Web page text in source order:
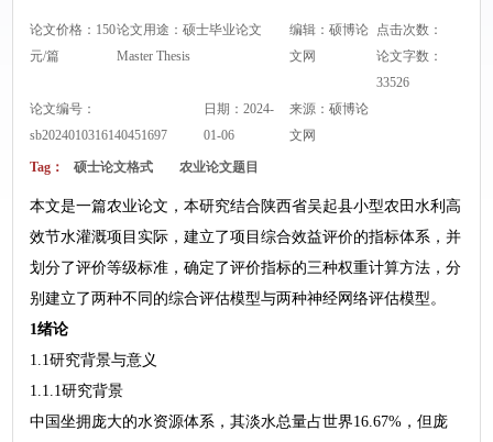
论文价格：150
元/篇
论文用途：硕士毕业论文
Master Thesis
编辑：硕博论
文网
点击次数：
论文字数：
33526
论文编号：
sb2024010316140451697
日期：2024-
01-06
来源：硕博论
文网
Tag： 硕士论文格式 农业论文题目
本文是一篇农业论文，本研究结合陕西省吴起县小型农田水利高
效节水灌溉项目实际，建立了项目综合效益评价的指标体系，并
划分了评价等级标准，确定了评价指标的三种权重计算方法，分
别建立了两种不同的综合评估模型与两种神经网络评估模型。
1绪论
1.1研究背景与意义
1.1.1研究背景
中国坐拥庞大的水资源体系，其淡水总量占世界16.67%，但庞